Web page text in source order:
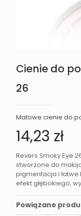
Cienie do
26
Matowe cienie do
14,23 zł
Revers Smoky Eye
stworzone do
pigmentacja i
efekt głębokiego,
Powiązane